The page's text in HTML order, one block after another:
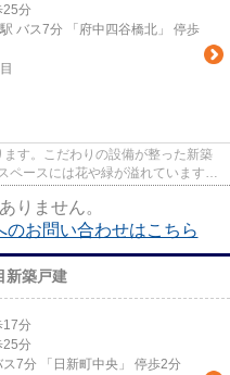
25分
駅 バス7分 「府中四谷橋北」 停歩
す。こだわりの設備が整った新築
ペースには花や緑が溢れています。
りません。
のお問い合わせはこちら
新築戸建
17分
25分
ス7分 「日新町中央」 停歩2分